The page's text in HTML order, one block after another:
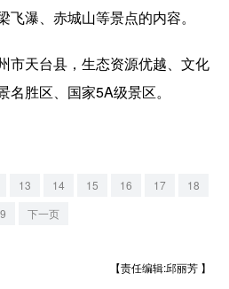
重庆
瀑、赤城山等景点的内容。
天台县，生态资源优越、文化
胜区、国家5A级景区。
13 14 15 16 17
18
下一页
【责任编辑:邱丽芳 】